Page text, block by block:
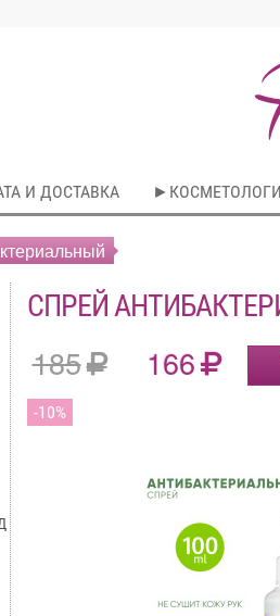
И ДОСТАВКА
СПРЕЙ
185 166
10